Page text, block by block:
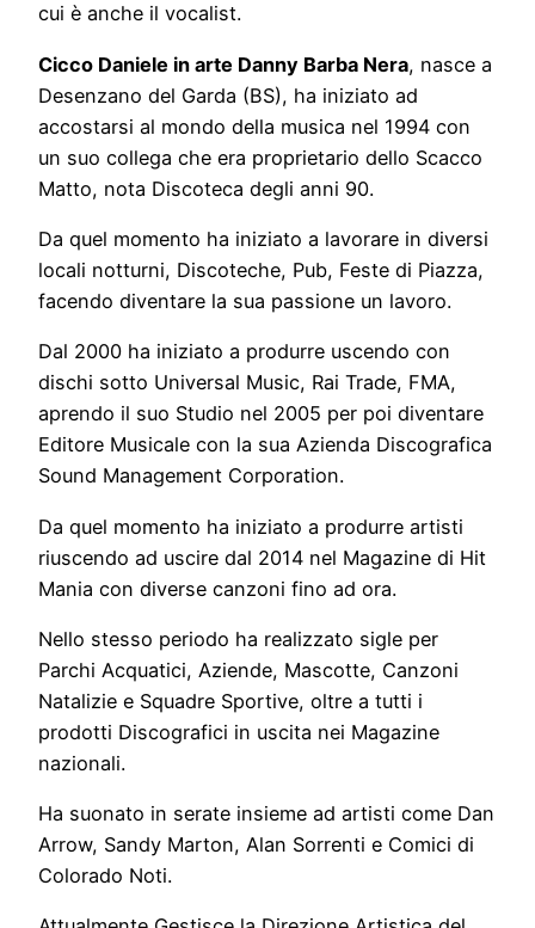
cui è anche il vocalist.
Cicco Daniele in arte Danny Barba Nera, nasce a
Desenzano del Garda (BS), ha iniziato ad
accostarsi al mondo della musica nel 1994 con
un suo collega che era proprietario dello Scacco
Matto, nota Discoteca degli anni 90.
Da quel momento ha iniziato a lavorare in diversi
locali notturni, Discoteche, Pub, Feste di Piazza,
facendo diventare la sua passione un lavoro.
Dal 2000 ha iniziato a produrre uscendo con
dischi sotto Universal Music, Rai Trade, FMA,
aprendo il suo Studio nel 2005 per poi diventare
Editore Musicale con la sua Azienda Discografica
Sound Management Corporation.
Da quel momento ha iniziato a produrre artisti
riuscendo ad uscire dal 2014 nel Magazine di Hit
Mania con diverse canzoni fino ad ora.
Nello stesso periodo ha realizzato sigle per
Parchi Acquatici, Aziende, Mascotte, Canzoni
Natalizie e Squadre Sportive, oltre a tutti i
prodotti Discografici in uscita nei Magazine
nazionali.
Ha suonato in serate insieme ad artisti come Dan
Arrow, Sandy Marton, Alan Sorrenti e Comici di
Colorado Noti.